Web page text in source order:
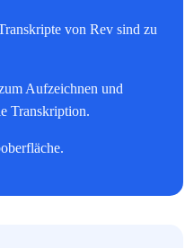
von Rev sind zu
Aufzeichnen und
Transkription.